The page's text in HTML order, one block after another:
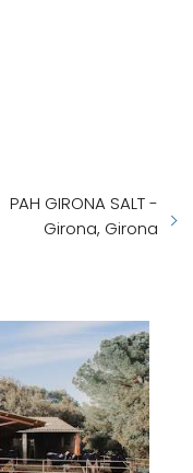
PAH GIRONA SALT -
Girona, Girona